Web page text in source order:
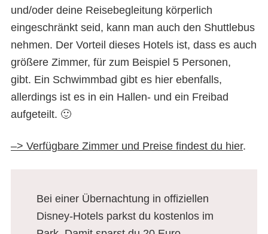
und/oder deine Reisebegleitung körperlich
eingeschränkt seid, kann man auch den Shuttlebus
nehmen. Der Vorteil dieses Hotels ist, dass es auch
größere Zimmer, für zum Beispiel 5 Personen,
gibt. Ein Schwimmbad gibt es hier ebenfalls,
allerdings ist es in ein Hallen- und ein Freibad
aufgeteilt. 🙂
–> Verfügbare Zimmer und Preise findest du hier.
Bei einer Übernachtung in offiziellen
Disney-Hotels parkst du kostenlos im